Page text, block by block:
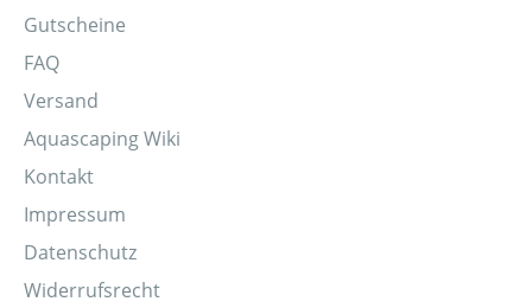
Gutscheine
FAQ
Versand
Aquascaping Wiki
Kontakt
Impressum
Datenschutz
Widerrufsrecht